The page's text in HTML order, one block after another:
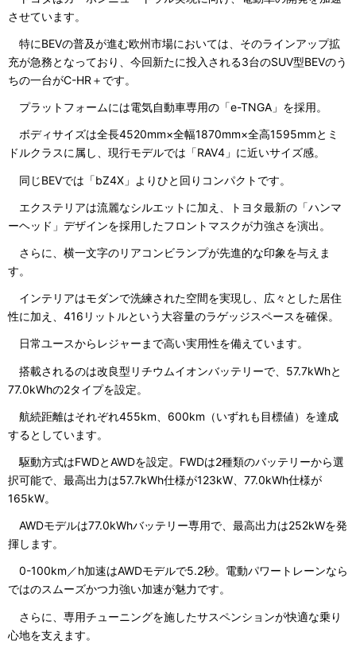
させています。
特にBEVの普及が進む欧州市場においては、そのラインアップ拡
充が急務となっており、今回新たに投入される3台のSUV型BEVのう
ちの一台がC-HR＋です。
プラットフォームには電気自動車専用の「e-TNGA」を採用。
ボディサイズは全長4520mm×全幅1870mm×全高1595mmとミ
ドルクラスに属し、現行モデルでは「RAV4」に近いサイズ感。
同じBEVでは「bZ4X」よりひと回りコンパクトです。
エクステリアは流麗なシルエットに加え、トヨタ最新の「ハンマ
ーヘッド」デザインを採用したフロントマスクが力強さを演出。
さらに、横一文字のリアコンビランプが先進的な印象を与えま
す。
インテリアはモダンで洗練された空間を実現し、広々とした居住
性に加え、416リットルという大容量のラゲッジスペースを確保。
日常ユースからレジャーまで高い実用性を備えています。
搭載されるのは改良型リチウムイオンバッテリーで、57.7kWhと
77.0kWhの2タイプを設定。
航続距離はそれぞれ455km、600km（いずれも目標値）を達成
するとしています。
駆動方式はFWDとAWDを設定。FWDは2種類のバッテリーから選
択可能で、最高出力は57.7kWh仕様が123kW、77.0kWh仕様が
165kW。
AWDモデルは77.0kWhバッテリー専用で、最高出力は252kWを発
揮します。
0-100km／h加速はAWDモデルで5.2秒。電動パワートレーンなら
ではのスムーズかつ力強い加速が魅力です。
さらに、専用チューニングを施したサスペンションが快適な乗り
心地を支えます。